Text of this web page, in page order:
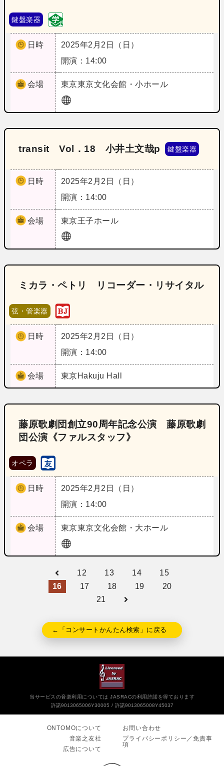
鍵盤楽器
日時
2025年2月2日（日）
開演：14:00
会場 東京東京文化会館・小ホール
transit Vol．18 小井土文哉p 鍵盤楽器
日時
2025年2月2日（日）
開演：14:00
会場 東京王子ホール
ミカラ・ペトリ リコーダー・リサイタル
弦・管楽器
日時
2025年2月2日（日）
開演：14:00
会場 東京Hakuju Hall
藤原歌劇団創立90周年記念公演 藤原歌劇
団公演《ファルスタッフ》
オペラ
日時
2025年2月2日（日）
開演：14:00
会場 東京東京文化会館・大ホール
12 13 14
15
16
17 18 19
20
21
←「コンサートかんたん検索」に戻る
当サービスの音楽利用については JASRACの利用許諾を得ております
許諾9013065006Y30005
許諾9013065008Y45037
ONTOMOについて
音楽之友社
広告について
お問い合わせ
プライバシーポリシー／免責事
項